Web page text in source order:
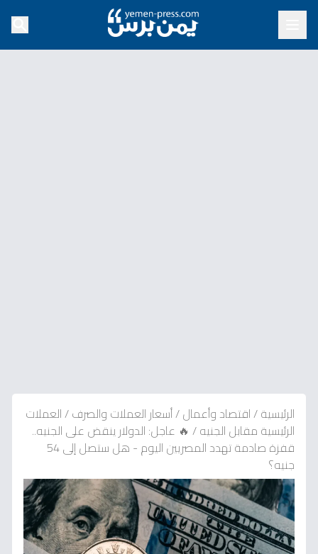
الرئيسية/اقتصاد وأعمال/أسعار العملات والصرف/العملات
الرئيسية مقابل الجنيه/ 🔥 عاجل: الدولار ينقض على الجنيه..
قفزة صادمة تهدد المصريين اليوم - هل ستصل إلى 54
جنيه؟